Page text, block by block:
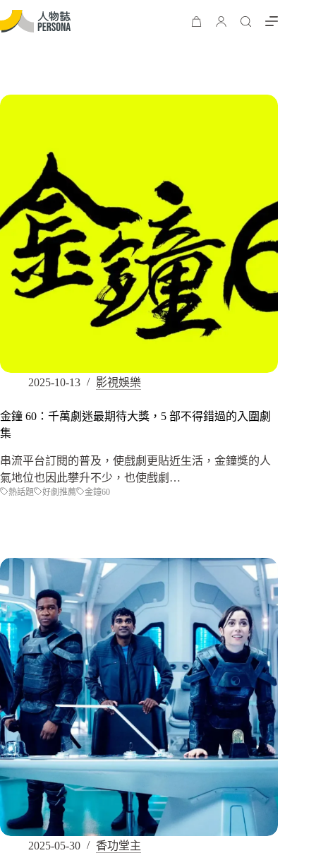
2025-10-13 影視娛樂
金鐘 60：千萬劇迷最期待大獎，5 部不得錯過的入圍劇
集
串流平台訂閱的普及，使戲劇更貼近生活，金鐘獎的人
氣地位也因此攀升不少，也使戲劇…
熱話題 好劇推薦 金鐘60
2025-05-30 香功堂主